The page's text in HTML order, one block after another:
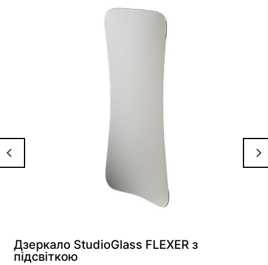
Дзеркало StudioGlass FLEXER з
підсвіткою